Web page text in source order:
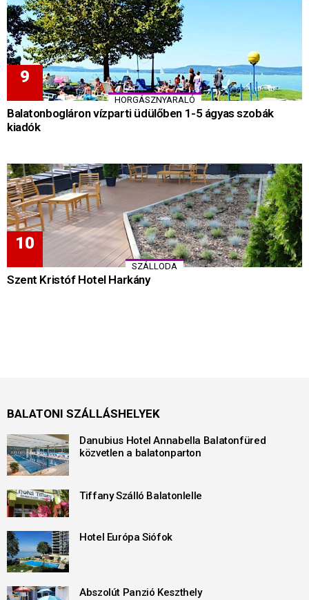
HORGÁSZNYARALÓ
Balatonbogláron vízparti üdülőben 1-5 ágyas szobák
kiadók
SZÁLLODA
Szent Kristóf Hotel Harkány
BALATONI SZÁLLÁSHELYEK
Danubius Hotel Annabella Balatonfüred
közvetlen a balatonparton
Tiffany Szálló Balatonlelle
Hotel Európa Siófok
Abszolút Panzió Keszthely